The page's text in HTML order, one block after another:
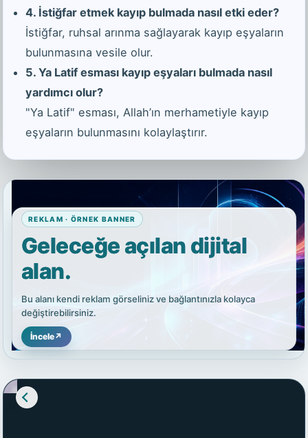
4. İstiğfar etmek kayıp bulmada nasıl etki eder?
İstiğfar, ruhsal arınma sağlayarak kayıp eşyaların
bulunmasına vesile olur.
5. Ya Latif esması kayıp eşyaları bulmada nasıl
yardımcı olur?
"Ya Latif" esması, Allah’ın merhametiyle kayıp
eşyaların bulunmasını kolaylaştırır.
REKLAM · ÖRNEK BANNER
Geleceğe açılan dijital
alan.
Bu alanı kendi reklam görseliniz ve bağlantınızla kolayca
değiştirebilirsiniz.
İncele↗